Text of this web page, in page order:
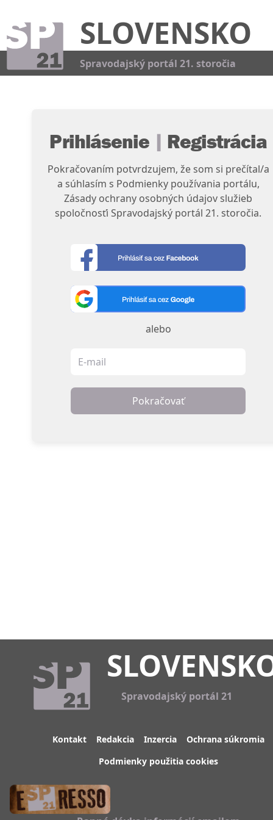
SLOVENSKO
Spravodajský portál 21. storočia
Prihlásenie | Registrácia
Pokračovaním potvrdzujem, že som si prečítal/a
a súhlasím s Podmienky používania portálu,
Zásady ochrany osobných údajov služieb
spoločnosťi Spravodajský portál 21. storočia.
alebo
Pokračovať
Spravodajský portál 21
Kontakt Redakcia Inzercia
Ochrana súkromia
Podmienky použitia cookies